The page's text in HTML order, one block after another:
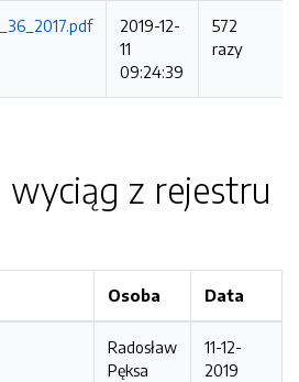
2019-12-
11
09:24:39
572
razy
z rejestru
Osoba Data
Radosław
Pęksa
11-12-
2019